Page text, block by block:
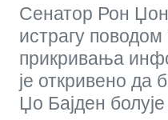
Сенатор Рон
истрагу поводом
прикривања
је откривено да
Џо Бајден